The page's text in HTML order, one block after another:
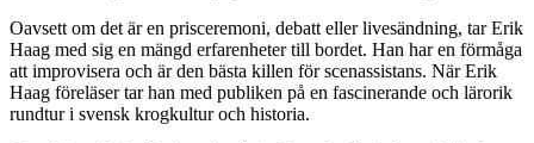
Oavsett om det är en prisceremoni, debatt eller livesändning, tar Erik
Haag med sig en mängd erfarenheter till bordet. Han har en förmåga
att improvisera och är den bästa killen för scenassistans. När Erik
Haag föreläser tar han med publiken på en fascinerande och lärorik
rundtur i svensk krogkultur och historia.